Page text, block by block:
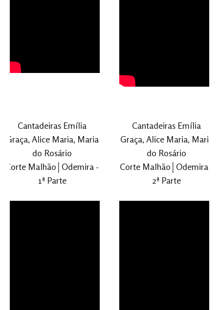
Cantadeiras Emília
Graça, Alice Maria, Maria
do Rosário
Corte Malhão│Odemira -
1ª Parte
Cantadeiras Emília
Graça, Alice Maria, Maria
do Rosário
Corte Malhão│Odemira -
2ª Parte